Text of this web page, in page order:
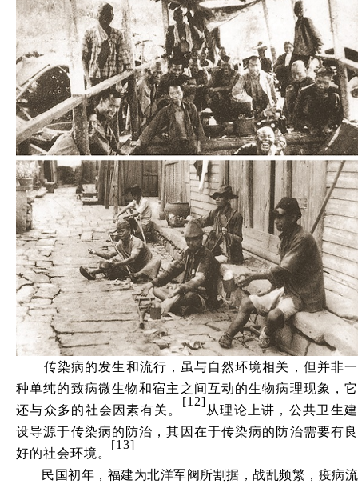
传染病的发生和流行，虽与自然环境相关，但并非一
种单纯的致病微生物和宿主之间互动的生物病理现象，它
还与众多的社会因素有关。
[12]
从理论上讲，公共卫生建
设导源于传染病的防治，其因在于传染病的防治需要有良
好的社会环境。
[13]
民国初年，福建为北洋军阀所割据，战乱频繁，疫病流